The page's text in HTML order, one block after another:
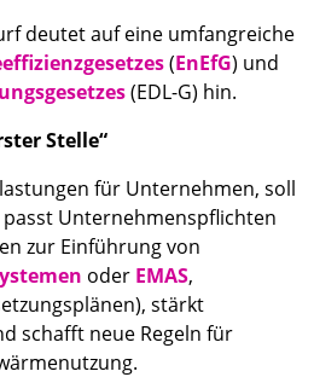
deutet auf eine umfangreiche
(EnEfG) und
(EDL-G) hin.
Stelle“
für Unternehmen, soll
Unternehmenspflichten
zur Einführung von
oder EMAS,
stärkt
schafft neue Regeln für